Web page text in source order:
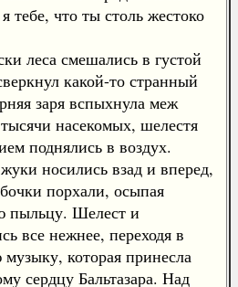
тебе, что ты столь жестоко
леса смешались в густой
какой-то странный
заря вспыхнула меж
насекомых, шелестя
поднялись в воздух.
носились взад и вперед,
порхали, осыпая
пыльцу. Шелест и
все нежнее, переходя в
которая принесла
сердцу Бальтазара. Над